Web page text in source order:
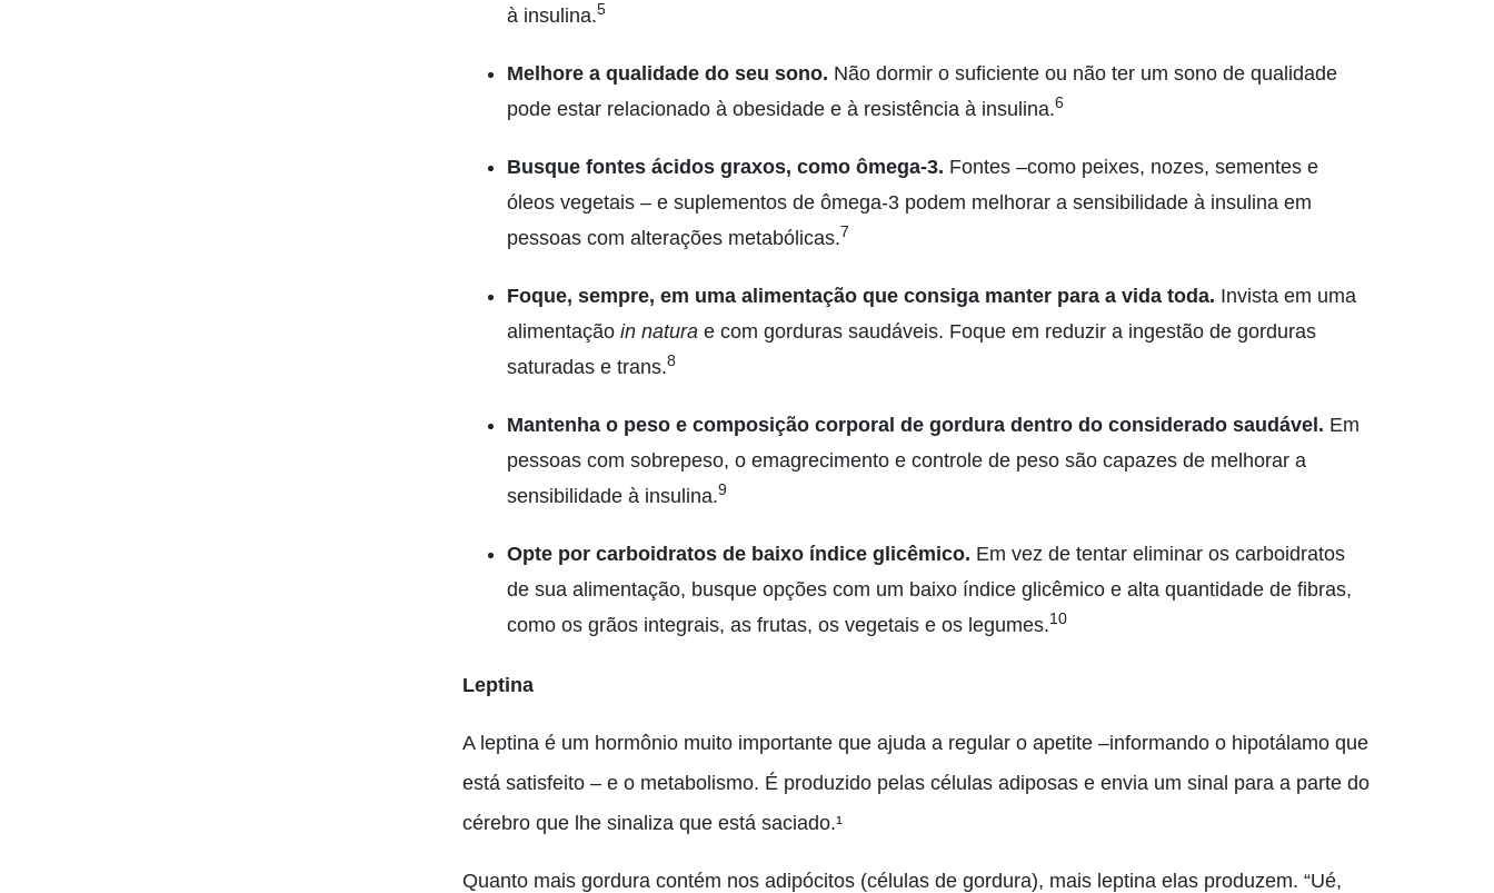
à insulina.5
Melhore a qualidade do seu sono. Não dormir o suficiente ou não ter um sono de qualidade
pode estar relacionado à obesidade e à resistência à insulina.6
Busque fontes ácidos graxos, como ômega-3. Fontes –como peixes, nozes, sementes e
óleos vegetais – e suplementos de ômega-3 podem melhorar a sensibilidade à insulina em
pessoas com alterações metabólicas.7
Foque, sempre, em uma alimentação que consiga manter para a vida toda. Invista em uma
alimentação in natura e com gorduras saudáveis. Foque em reduzir a ingestão de gorduras
saturadas e trans.8
Mantenha o peso e composição corporal de gordura dentro do considerado saudável. Em
pessoas com sobrepeso, o emagrecimento e controle de peso são capazes de melhorar a
sensibilidade à insulina.9
Opte por carboidratos de baixo índice glicêmico. Em vez de tentar eliminar os carboidratos
de sua alimentação, busque opções com um baixo índice glicêmico e alta quantidade de fibras,
como os grãos integrais, as frutas, os vegetais e os legumes.10
Leptina
A leptina é um hormônio muito importante que ajuda a regular o apetite –informando o hipotálamo que
está satisfeito – e o metabolismo. É produzido pelas células adiposas e envia um sinal para a parte do
cérebro que lhe sinaliza que está saciado.¹
Quanto mais gordura contém nos adipócitos (células de gordura), mais leptina elas produzem. “Ué,